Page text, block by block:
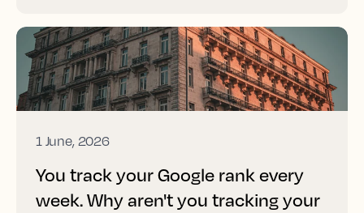
1 June, 2026
You track your Google rank every
week. Why aren't you tracking your